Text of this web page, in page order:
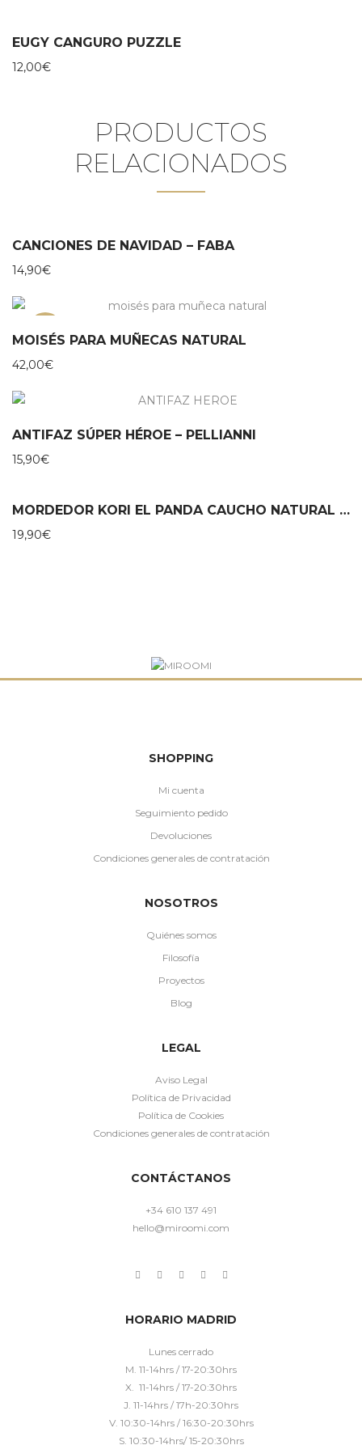
EUGY CANGURO PUZZLE
12,00€
PRODUCTOS
RELACIONADOS
CANCIONES DE NAVIDAD – FABA
14,90€
MOISÉS PARA MUÑECAS NATURAL
42,00€
ANTIFAZ SÚPER HÉROE – PELLIANNI
15,90€
MORDEDOR KORI EL PANDA CAUCHO NATURAL – LANCO
19,90€
SHOPPING
Mi cuenta
Seguimiento pedido
Devoluciones
Condiciones generales de contratación
NOSOTROS
Quiénes somos
Filosofía
Proyectos
Blog
LEGAL
Aviso Legal
Política de Privacidad
Política de Cookies
Condiciones generales de contratación
CONTÁCTANOS
+34 610 137 491
hello@miroomi.com
HORARIO MADRID
Lunes cerrado
M. 11-14hrs / 17-20:30hrs
X. 11-14hrs / 17-20:30hrs
J. 11-14hrs / 17h-20:30hrs
V. 10:30-14hrs / 16:30-20:30hrs
S. 10:30-14hrs/ 15-20:30hrs